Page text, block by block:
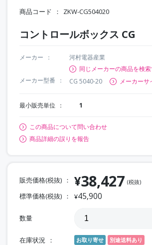
商品コード ZKW-CG504020
コントロールボックス CG
メーカー
河村電器産業
同じメーカーの商品を検
メーカー型番
CG 5040-20 メーカーサ
最小販売単位 1
この商品について問い合わせ
商品詳細の誤りを報告
販売価格(税抜) ¥38,427 (税抜)
標準価格(税抜) ¥45,900
数量
在庫状況 お取り寄せ 別途送料あり